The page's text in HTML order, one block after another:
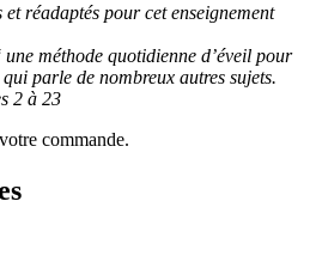
réadaptés pour cet enseignement
une méthode quotidienne d’éveil pour
parle de nombreux autres sujets.
2 à 23
commande.